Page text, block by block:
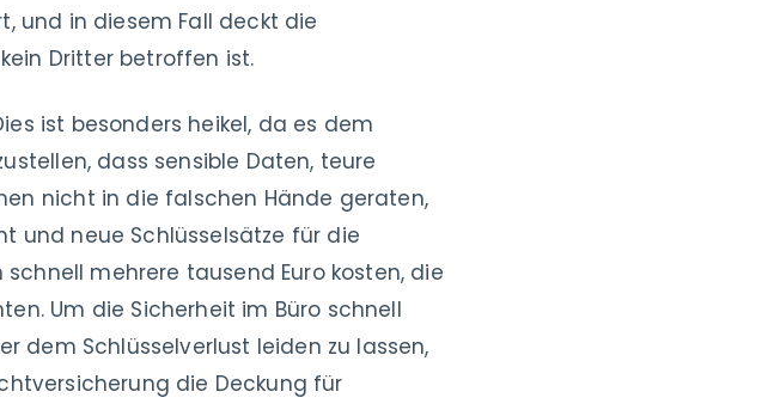
und in diesem Fall deckt die
Dritter betroffen ist.
ist besonders heikel, da es dem
dass sensible Daten, teure
nicht in die falschen Hände geraten,
und neue Schlüsselsätze für die
mehrere tausend Euro kosten, die
Um die Sicherheit im Büro schnell
dem Schlüsselverlust leiden zu lassen,
die Deckung für